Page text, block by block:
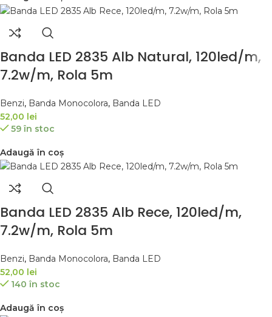
Banda LED 2835 Alb Natural, 120led/m,
7.2w/m, Rola 5m
Benzi, Banda Monocolora, Banda LED
52,00 lei
59 în stoc
Adaugă în coș
Banda LED 2835 Alb Rece, 120led/m,
7.2w/m, Rola 5m
Benzi, Banda Monocolora, Banda LED
52,00 lei
140 în stoc
Adaugă în coș